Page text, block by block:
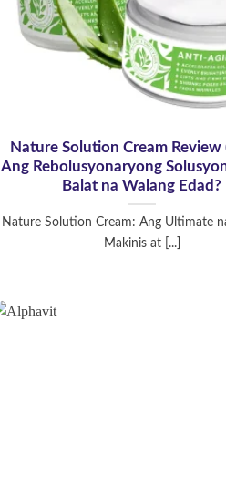
Nature Solution Cream Review
Ang Rebolusyonaryong
Balat na Walang Edad?
Nature Solution Cream: Ang Ultimate
Makinis at [...]